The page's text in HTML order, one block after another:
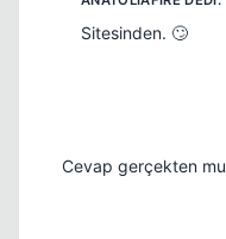
Sitesinden. 🙄
Cevap gerçekten